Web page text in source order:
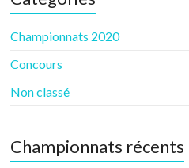
Championnats 2020
Concours
Non classé
Championnats récents